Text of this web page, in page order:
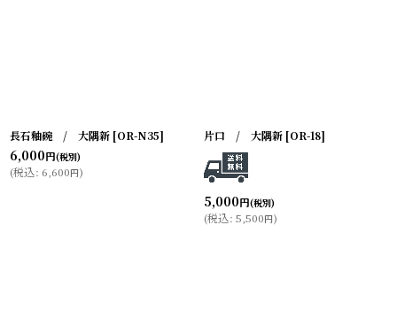
長石釉碗 / 大隅新 [OR-N35]
6,000円(税別)
(税込: 6,600円)
片口 / 大隅新 [OR-18]
5,000円(税別)
(税込: 5,500円)